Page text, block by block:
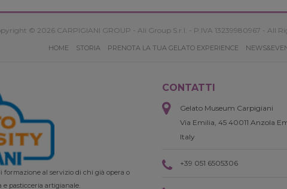
© 2026 CARPIGIANI GROUP - Ali Group S.r.l. - P.IVA 13239980967 - All
HOME STORIA PRENOTA LA TUA GELATO EXPERIENCE
al servizio di chi già opera o
e pasticceria artigianale.
CONTATTI
Gelato Museum Carpigiani
Via Emilia, 45 40011 Anzola
Italy
+39 051 6505306